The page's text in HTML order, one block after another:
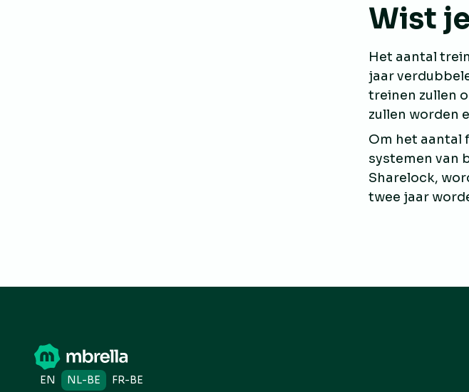
Wist
Het aantal
jaar
treinen zullen
zullen worden
Om het aantal
systemen van
Sharelock,
twee jaar
EN NL-BE FR-BE